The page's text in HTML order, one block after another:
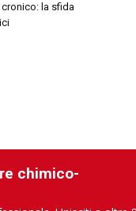
la sfida
chimico-